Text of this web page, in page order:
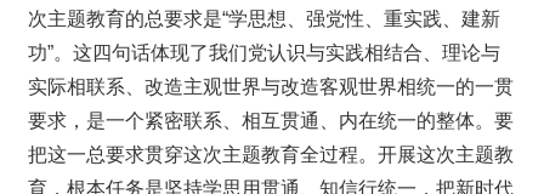
次主题教育的总要求是“学思想、强党性、重实践、建新
功”。这四句话体现了我们党认识与实践相结合、理论与
实际相联系、改造主观世界与改造客观世界相统一的一贯
要求，是一个紧密联系、相互贯通、内在统一的整体。要
把这一总要求贯穿这次主题教育全过程。开展这次主题教
育，根本任务是坚持学思用贯通、知信行统一，把新时代